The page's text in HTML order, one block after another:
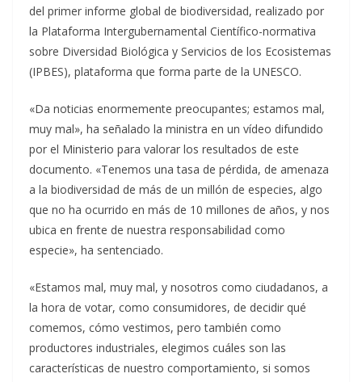
del primer informe global de biodiversidad, realizado por
la Plataforma Intergubernamental Científico-normativa
sobre Diversidad Biológica y Servicios de los Ecosistemas
(IPBES), plataforma que forma parte de la UNESCO.
«Da noticias enormemente preocupantes; estamos mal,
muy mal», ha señalado la ministra en un vídeo difundido
por el Ministerio para valorar los resultados de este
documento. «Tenemos una tasa de pérdida, de amenaza
a la biodiversidad de más de un millón de especies, algo
que no ha ocurrido en más de 10 millones de años, y nos
ubica en frente de nuestra responsabilidad como
especie», ha sentenciado.
«Estamos mal, muy mal, y nosotros como ciudadanos, a
la hora de votar, como consumidores, de decidir qué
comemos, cómo vestimos, pero también como
productores industriales, elegimos cuáles son las
características de nuestro comportamiento, si somos